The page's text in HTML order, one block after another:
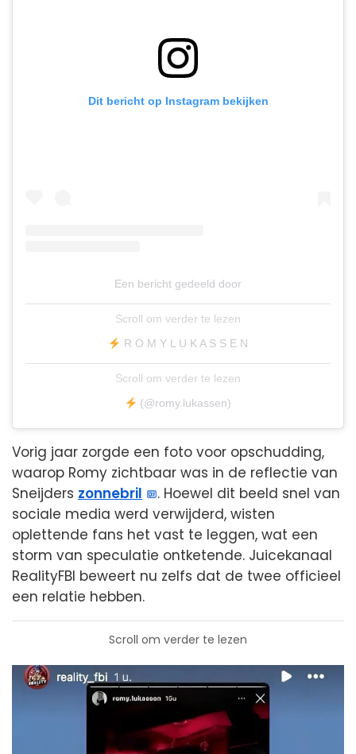
Dit bericht op Instagram bekijken
Een bericht gedeeld door
Scroll om verder te lezen
R O M Y L U K A S S E N
Scroll om verder te lezen
(@romy.lukassen)
Vorig jaar zorgde een foto voor opschudding,
waarop Romy zichtbaar was in de reflectie van
Sneijders zonnebril
. Hoewel dit beeld snel van
sociale media werd verwijderd, wisten
oplettende fans het vast te leggen, wat een
storm van speculatie ontketende. Juicekanaal
RealityFBI beweert nu zelfs dat de twee officieel
een relatie hebben.
Scroll om verder te lezen